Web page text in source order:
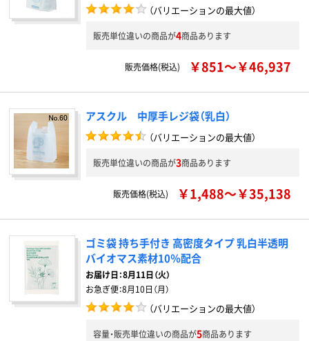
（バリエーションの最大値）
販売単位違いの商品が4商品あります
販売価格(税込) ￥851～￥46,937
アスクル 中厚手レジ袋（乳白）
（バリエーションの最大値）
販売単位違いの商品が3商品あります
販売価格(税込) ￥1,488～￥35,138
ゴミ袋 持ち手付き 高密度タイプ 乳白半透明
バイオマス素材10％配合
お届け日：8月11日（火）
お急ぎ便：8月10日（月）
（バリエーションの最大値）
容量・販売単位違いの商品が5商品あります